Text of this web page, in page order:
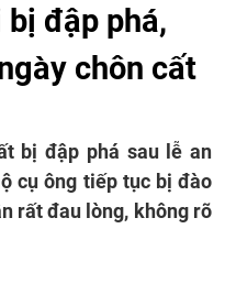
đập phá,
chôn cất
bị đập phá sau lễ an
cụ ông tiếp tục bị đào
rất đau lòng, không rõ